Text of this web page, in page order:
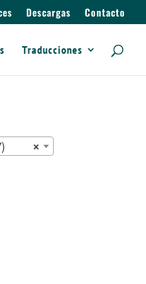
Descargas Contacto
Traducciones
×